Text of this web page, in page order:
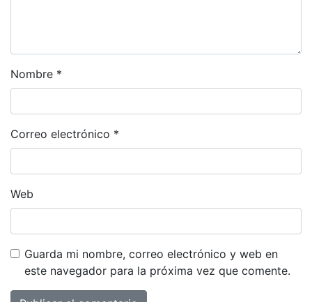
Nombre *
Correo electrónico *
Web
Guarda mi nombre, correo electrónico y web en
este navegador para la próxima vez que comente.